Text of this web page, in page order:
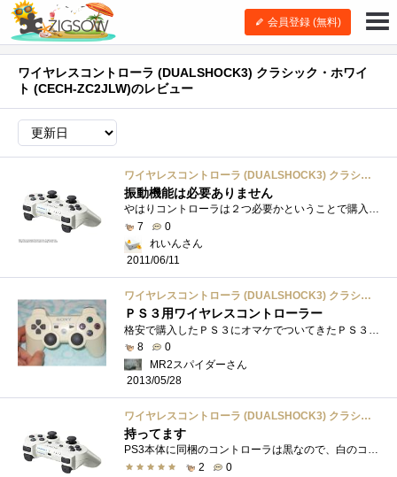
会員登録 (無料)
ワイヤレスコントローラ (DUALSHOCK3) クラシック・ホワイ
ト (CECH-ZC2JLW)のレビュー
ワイヤレスコントローラ (DUALSHOCK3) クラシック・ホワイト (CECH-ZC2JLW)
振動機能は必要ありません
やはりコントローラは２つ必要かということで購入しました。こちらは振動機能内蔵です。機能は使ったことないですが
7
0
れいんさん
2011/06/11
ワイヤレスコントローラ (DUALSHOCK3) クラシック・ホワイト (CECH-ZC2JLW)
ＰＳ３用ワイヤレスコントローラー
8
0
MR2スパイダーさん
2013/05/28
ワイヤレスコントローラ (DUALSHOCK3) クラシック・ホワイト (CECH-ZC2JLW)
持ってます
PS3本体に同梱のコントローラは黒なので、白のコントローラを購入。当然、色が違うだけで、使い勝手は変わりません。
2
0